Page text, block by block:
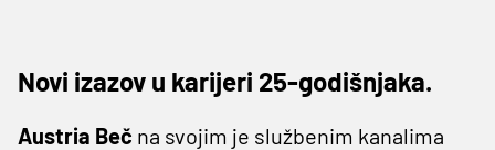
Novi izazov u karijeri 25-godišnjaka.
Austria Beč na svojim je službenim kanalima